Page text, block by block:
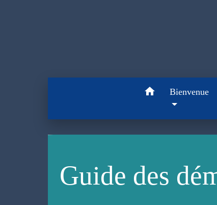
home Bienvenue
Guide des